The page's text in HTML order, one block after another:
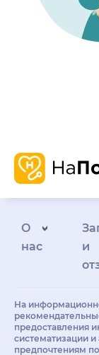
О
нас
и
На
предоставления
систематизации
предпочтениям